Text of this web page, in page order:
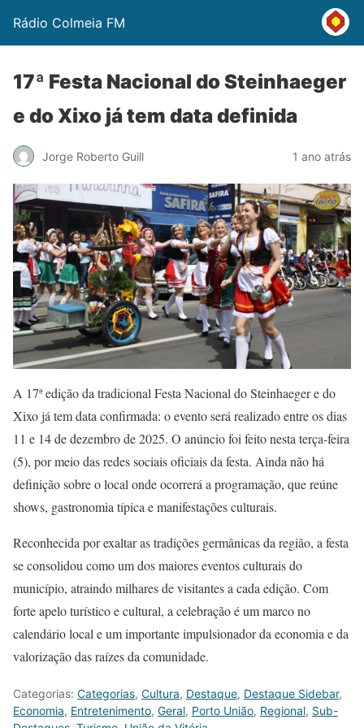
Rádio Colmeia FM
17ª Festa Nacional do Steinhaeger
e do Xixo já tem data definida
Jorge Roberto Guill 1 ano atrás
A 17ª edição da tradicional Festa Nacional do Steinhaeger e do
Xixo já tem data confirmada: o evento será realizado entre os dias
11 e 14 de dezembro de 2025. O anúncio foi feito nesta terça-feira
(5), por meio das redes sociais oficiais da festa. Ainda não há
definição sobre o local onde ocorrerá a programação, que reúne
shows, gastronomia típica e manifestações culturais.
Reconhecida por exaltar as tradições germânicas da região, a festa
se consolidou como um dos maiores eventos culturais do
município, atraindo milhares de visitantes a cada edição. Com
forte apelo turístico e cultural, a celebração é um marco no
calendário local e um importante impulsionador da economia e da
valorização das raízes da comunidade.
Categorias: Categorias, Cultura, Destaque, Destaque Sidebar,
Economia, Entretenimento, Geral, Porto União, Regional, Sub-